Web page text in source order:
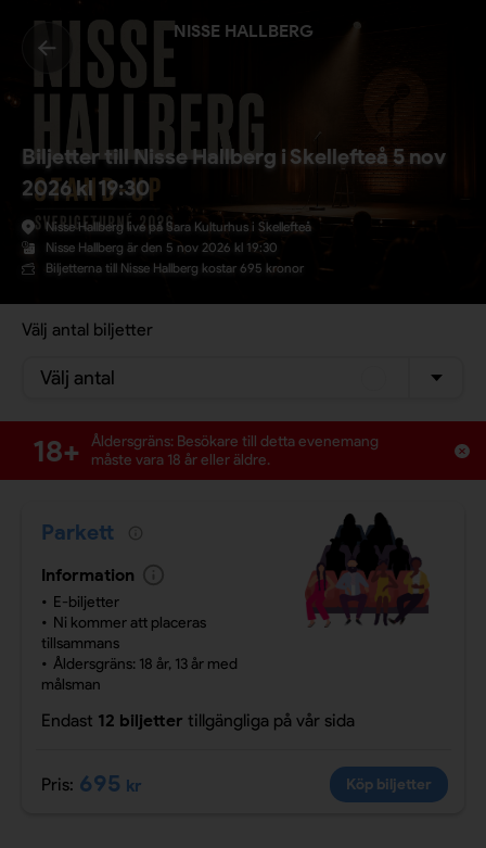
NISSE HALLBERG
Biljetter till Nisse Hallberg i Skellefteå 5 nov
2026 kl 19:30
Nisse Hallberg live på Sara Kulturhus i Skellefteå
Nisse Hallberg är den 5 nov 2026 kl 19:30
Biljetterna till Nisse Hallberg kostar 695 kronor
Välj antal biljetter
Välj antal
18+
Åldersgräns: Besökare till detta evenemang
måste vara 18 år eller äldre.
Parkett
Information
E-biljetter
Ni kommer att placeras
tillsammans
Åldersgräns: 18 år, 13 år med
målsman
Endast 12 biljetter tillgängliga på vår sida
Pris: 695 kr Köp biljetter